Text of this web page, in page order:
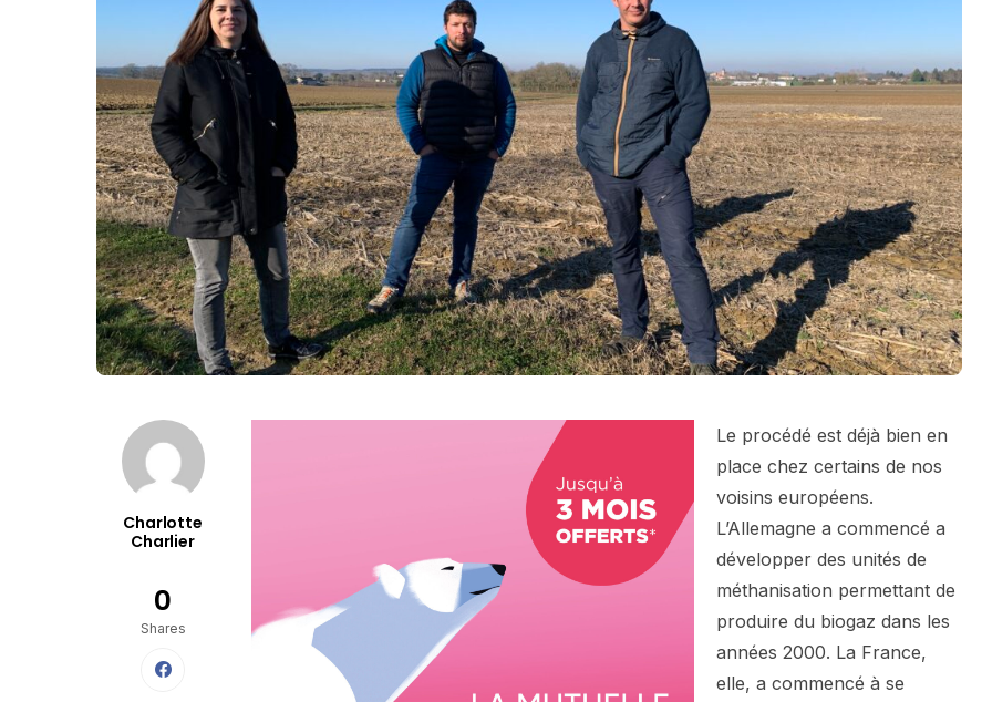
Charlotte
Charlier
0
Shares
Le procédé est déjà bien en
place chez certains de nos
voisins européens.
L’Allemagne a commencé a
développer des unités de
méthanisation permettant de
produire du biogaz dans les
années 2000. La France,
elle, a commencé à se